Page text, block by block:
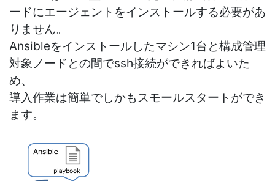
ードにエージェントをインストールする必要があ
りません。
Ansibleをインストールしたマシン1台と構成管理
対象ノードとの間でssh接続ができればよいた
め、
導入作業は簡単でしかもスモールスタートができ
ます。